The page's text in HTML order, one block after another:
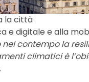
la città
e digitale e alla
contempo la
climatici è